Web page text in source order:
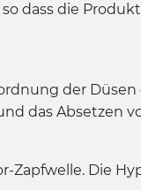
dass die
der
das Absetzen
Die